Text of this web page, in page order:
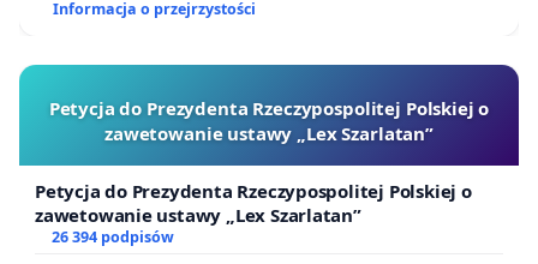
Informacja o przejrzystości
Petycja do Prezydenta Rzeczypospolitej Polskiej o
zawetowanie ustawy „Lex Szarlatan”
Petycja do Prezydenta Rzeczypospolitej Polskiej o
zawetowanie ustawy „Lex Szarlatan”
26 394 podpisów